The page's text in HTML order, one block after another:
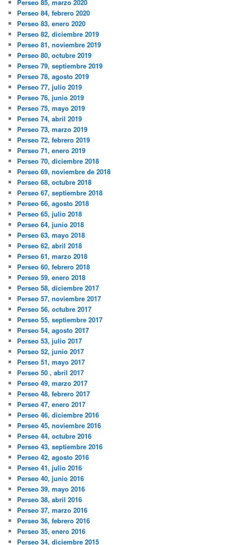
Perseo 85, marzo 2020
Perseo 84, febrero 2020
Perseo 83, enero 2020
Perseo 82, diciembre 2019
Perseo 81, noviembre 2019
Perseo 80, octubre 2019
Perseo 79, septiembre 2019
Perseo 78, agosto 2019
Perseo 77, julio 2019
Perseo 76, junio 2019
Perseo 75, mayo 2019
Perseo 74, abril 2019
Perseo 73, marzo 2019
Perseo 72, febrero 2019
Perseo 71, enero 2019
Perseo 70, diciembre 2018
Perseo 69, noviembre de 2018
Perseo 68, octubre 2018
Perseo 67, septiembre 2018
Perseo 66, agosto 2018
Perseo 65, julio 2018
Perseo 64, junio 2018
Perseo 63, mayo 2018
Perseo 62, abril 2018
Perseo 61, marzo 2018
Perseo 60, febrero 2018
Perseo 59, enero 2018
Perseo 58, diciembre 2017
Perseo 57, noviembre 2017
Perseo 56, octubre 2017
Perseo 55, septiembre 2017
Perseo 54, agosto 2017
Perseo 53, julio 2017
Perseo 52, junio 2017
Perseo 51, mayo 2017
Perseo 50 , abril 2017
Perseo 49, marzo 2017
Perseo 48, febrero 2017
Perseo 47, enero 2017
Perseo 46, diciembre 2016
Perseo 45, noviembre 2016
Perseo 44, octubre 2016
Perseo 43, septiembre 2016
Perseo 42, agosto 2016
Perseo 41, julio 2016
Perseo 40, junio 2016
Perseo 39, mayo 2016
Perseo 38, abril 2016
Perseo 37, marzo 2016
Perseo 36, febrero 2016
Perseo 35, enero 2016
Perseo 34, diciembre 2015